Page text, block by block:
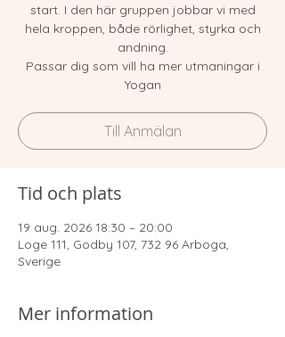
start. I den här gruppen jobbar vi med
hela kroppen, både rörlighet, styrka och
andning.
Passar dig som vill ha mer utmaningar i
Yogan
Till Anmälan
Tid och plats
19 aug. 2026 18:30 – 20:00
Loge 111, Godby 107, 732 96 Arboga,
Sverige
Mer information